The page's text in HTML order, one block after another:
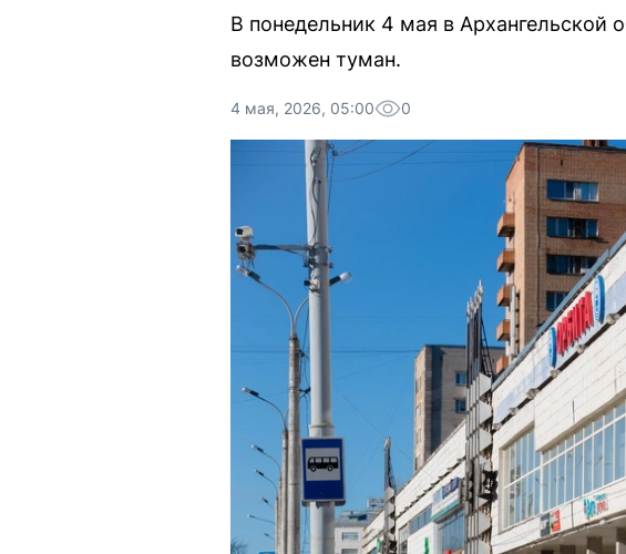
В понедельник 4 мая в Архангельской
возможен туман.
4 мая, 2026, 05:00 0